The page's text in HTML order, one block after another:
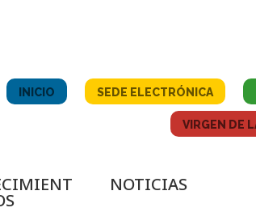
INICIO SEDE ELECTRÓNICA
VIRGEN DE
NOTICIAS